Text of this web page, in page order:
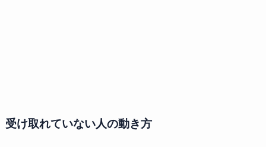
受け取れていない人の動き方